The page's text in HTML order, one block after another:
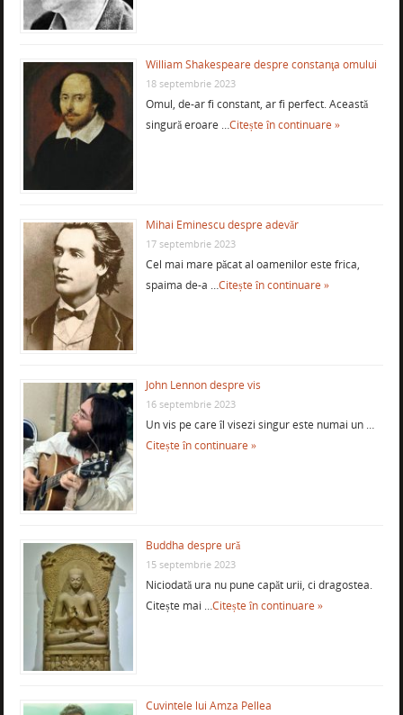
William Shakespeare despre constanţa omului
18 septembrie 2023
Omul, de-ar fi constant, ar fi perfect. Această
singură eroare …Citește în continuare »
Mihai Eminescu despre adevăr
17 septembrie 2023
Cel mai mare păcat al oamenilor este frica,
spaima de-a …Citește în continuare »
John Lennon despre vis
16 septembrie 2023
Un vis pe care îl visezi singur este numai un …
Citește în continuare »
Buddha despre ură
15 septembrie 2023
Niciodată ura nu pune capăt urii, ci dragostea.
Citește mai …Citește în continuare »
Cuvintele lui Amza Pellea